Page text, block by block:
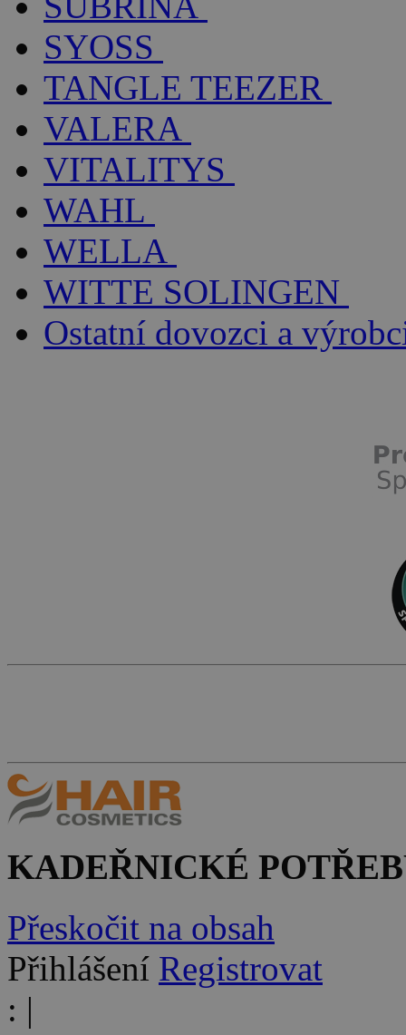
SYOSS
TANGLE TEEZER
VALERA
VITALITYS
WAHL
WELLA
WITTE SOLINGEN
Ostatní dovozci a
KADEŘNICKÉ
Přeskočit na obsah
Přihlášení Registrovat
: |